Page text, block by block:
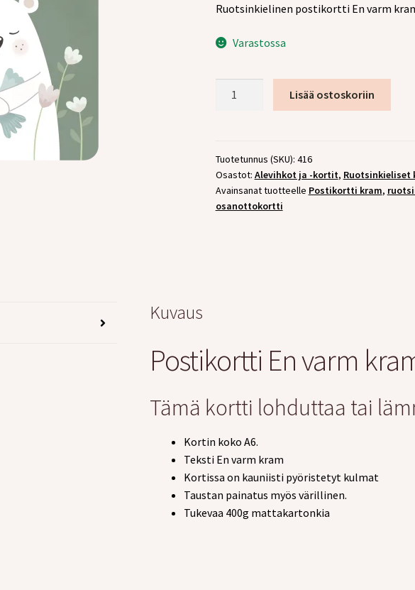
oli:
€2,00.
on:
Ruotsinkielinen postikortti En varm
Varastossa
määrä
Lisää ostoskoriin
Tuotetunnus (SKU): 416
Osastot: Alevihkot ja -kortit, Ruotsinkieliset
Avainsanat tuotteelle Postikortti kram,
osanottokortti
Kuvaus
Postikortti En varm
Tämä kortti lohduttaa tai
Kortin koko A6.
Teksti En varm kram
Kortissa on kauniisti pyöristetyt kulmat
Taustan painatus myös värillinen.
Tukevaa 400g mattakartonkia